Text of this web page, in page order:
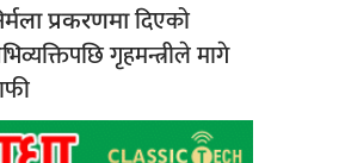
प्रकरणमादिएको
गृहमन्त्रीले मागे